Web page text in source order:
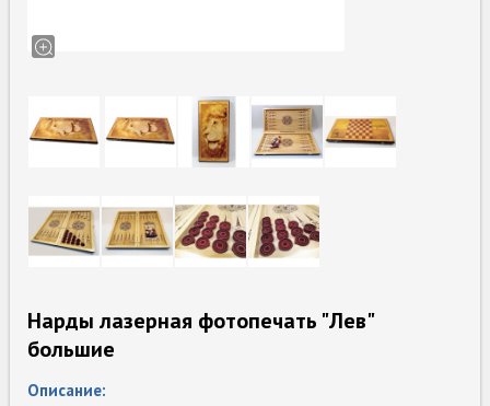
Нарды лазерная фотопечать "Лев"
большие
Описание: